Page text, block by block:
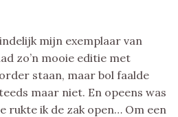
mijn exemplaar van
zo’n mooie editie met
staan, maar bol faalde
maar niet. En opeens was
rukte ik de zak open… Om een